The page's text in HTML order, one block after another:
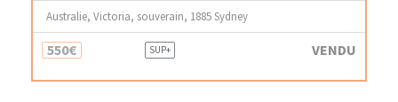
Australie, Victoria, souverain, 1885 Sydney
550€ SUP+ VENDU